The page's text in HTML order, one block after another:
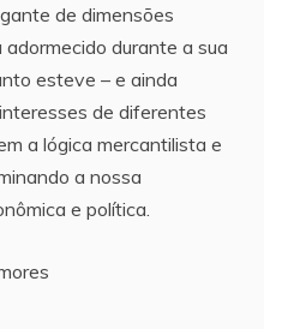
de dimensões
durante a sua
esteve – e ainda
de diferentes
a lógica mercantilista e
a nossa
e política.